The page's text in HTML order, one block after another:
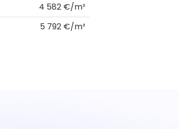
4 582 €/m²
5 792 €/m²